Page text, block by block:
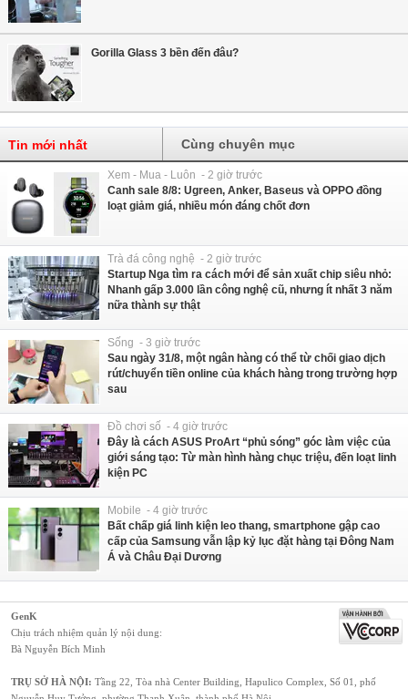
Gorilla Glass 3 bền đến đâu?
Tin mới nhất Cùng chuyên mục
Xem - Mua - Luôn - 2 giờ trước
Canh sale 8/8: Ugreen, Anker, Baseus và OPPO đồng
loạt giảm giá, nhiều món đáng chốt đơn
Trà đá công nghệ - 2 giờ trước
Startup Nga tìm ra cách mới để sản xuất chip siêu nhỏ:
Nhanh gấp 3.000 lần công nghệ cũ, nhưng ít nhất 3 năm
nữa thành sự thật
Sống - 3 giờ trước
Sau ngày 31/8, một ngân hàng có thể từ chối giao dịch
rút/chuyển tiền online của khách hàng trong trường hợp
sau
Đồ chơi số - 4 giờ trước
Đây là cách ASUS ProArt “phủ sóng” góc làm việc của
giới sáng tạo: Từ màn hình hàng chục triệu, đến loạt linh
kiện PC
Mobile - 4 giờ trước
Bất chấp giá linh kiện leo thang, smartphone gập cao
cấp của Samsung vẫn lập kỷ lục đặt hàng tại Đông Nam
Á và Châu Đại Dương
GenK
Chịu trách nhiệm quản lý nội dung:
Bà Nguyễn Bích Minh
TRỤ SỞ HÀ NỘI: Tầng 22, Tòa nhà Center Building, Hapulico Complex, Số 01, phố